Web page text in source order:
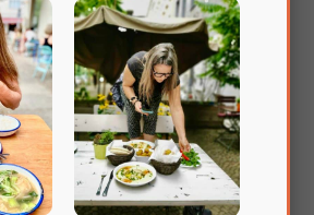
שלחו תגובה
האימייל לא יוצג באתר. שדות החובה